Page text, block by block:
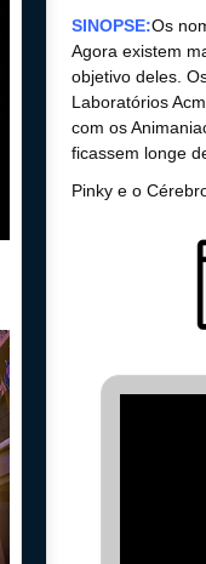
SINOPSE:Os
Agora existem
objetivo deles.
Laboratórios
com os
ficassem longe
Pinky e o